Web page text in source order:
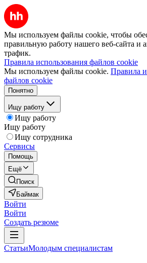
Мы используем файлы cookie, чтобы
правильную работу нашего веб-сайта и
трафик.
Правила использования файлов cookie
Мы используем файлы cookie. Правила
файлов cookie
Понятно
Ищу работу
Ищу работу
Ищу работу
Ищу сотрудника
Сервисы
Помощь
Ещё
Поиск
Баймак
Войти
Войти
Создать резюме
СтатьиМолодым специалистам